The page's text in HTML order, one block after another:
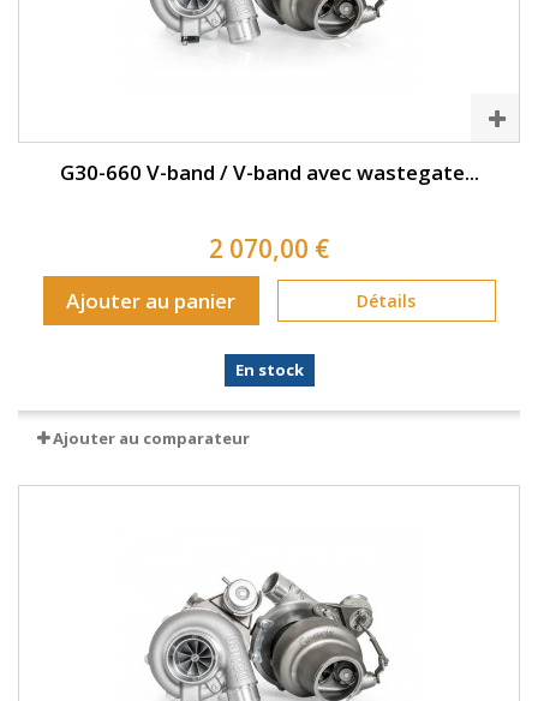
G30-660 V-band / V-band avec wastegate...
2 070,00 €
Ajouter au panier Détails
En stock
Ajouter au comparateur